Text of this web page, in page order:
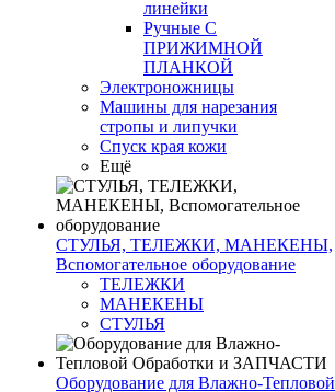
линейки
Ручные С
ПРИЖИМНОЙ
ПЛАНКОЙ
Электроножницы
Машины для нарезания
стропы и липучки
Спуск края кожи
Ещё
СТУЛЬЯ, ТЕЛЕЖКИ, МАНЕКЕНЫ,
Вспомогательное оборудование
ТЕЛЕЖКИ
МАНЕКЕНЫ
СТУЛЬЯ
Оборудование для Влажно-Тепловой